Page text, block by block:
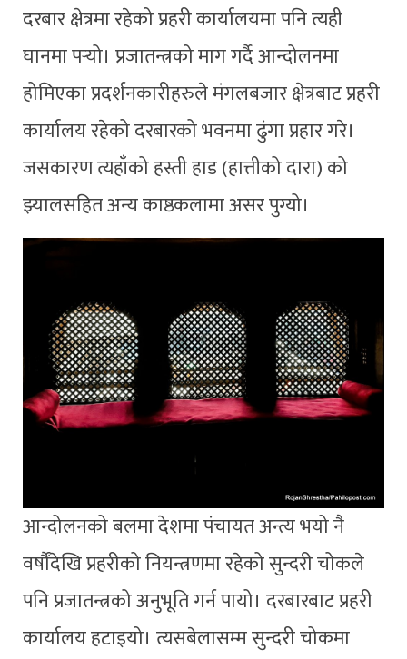
दरबार क्षेत्रमा रहेको प्रहरी कार्यालयमा पनि त्यही
घानमा पर्‍यो। प्रजातन्त्रको माग गर्दै आन्दोलनमा
होमिएका प्रदर्शनकारीहरुले मंगलबजार क्षेत्रबाट प्रहरी
कार्यालय रहेको दरबारको भवनमा ढुंगा प्रहार गरे।
जसकारण त्यहाँको हस्ती हाड (हात्तीको दारा) को
झ्यालसहित अन्य काष्ठकलामा असर पुग्यो।
आन्दोलनको बलमा देशमा पंचायत अन्त्य भयो नै
वर्षौंदेखि प्रहरीको नियन्त्रणमा रहेको सुन्दरी चोकले
पनि प्रजातन्त्रको अनुभूति गर्न पायो। दरबारबाट प्रहरी
कार्यालय हटाइयो। त्यसबेलासम्म सुन्दरी चोकमा